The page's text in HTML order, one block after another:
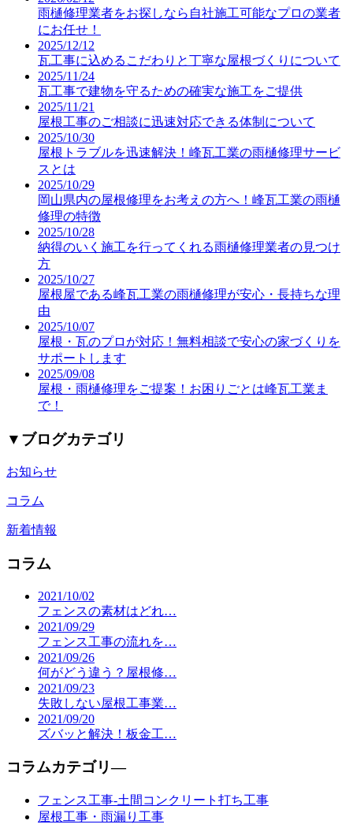
雨樋修理業者をお探しなら自社施工可能なプロの業者
にお任せ！
2025/12/12
瓦工事に込めるこだわりと丁寧な屋根づくりについて
2025/11/24
瓦工事で建物を守るための確実な施工をご提供
2025/11/21
屋根工事のご相談に迅速対応できる体制について
2025/10/30
屋根トラブルを迅速解決！峰瓦工業の雨樋修理サービ
スとは
2025/10/29
岡山県内の屋根修理をお考えの方へ！峰瓦工業の雨樋
修理の特徴
2025/10/28
納得のいく施工を行ってくれる雨樋修理業者の見つけ
方
2025/10/27
屋根屋である峰瓦工業の雨樋修理が安心・長持ちな理
由
2025/10/07
屋根・瓦のプロが対応！無料相談で安心の家づくりを
サポートします
2025/09/08
屋根・雨樋修理をご提案！お困りごとは峰瓦工業ま
で！
▼ ブログカテゴリ
お知らせ
コラム
新着情報
コラム
2021/10/02
フェンスの素材はどれ…
2021/09/29
フェンス工事の流れを…
2021/09/26
何がどう違う？屋根修…
2021/09/23
失敗しない屋根工事業…
2021/09/20
ズバッと解決！板金工…
コラムカテゴリ―
フェンス工事-土間コンクリート打ち工事
屋根工事・雨漏り工事